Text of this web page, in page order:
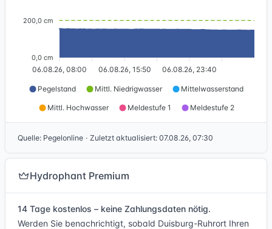
200,0 cm
0,0 cm
06.08.26, 08:00 06.08.26, 15:50 06.08.26, 23:40
Pegelstand Mittl. Niedrigwasser Mittelwasserstand
Mittl. Hochwasser Meldestufe 1 Meldestufe 2
Quelle: Pegelonline · Zuletzt aktualisiert: 07.08.26, 07:30
Hydrophant Premium
14 Tage kostenlos – keine Zahlungsdaten nötig.
Werden Sie benachrichtigt, sobald Duisburg-Ruhrort Ihren